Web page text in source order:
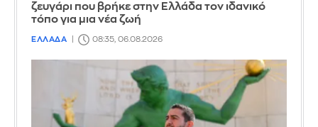
ζευγάρι που βρήκε στην Ελλάδα τον ιδανικό
τόπο για μια νέα ζωή
ΕΛΛΑΔΑ 08:35, 06.08.2026